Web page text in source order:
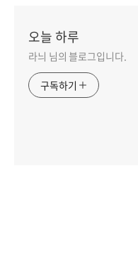
오늘 하루
라늬 님의 블로그입니다.
구독하기